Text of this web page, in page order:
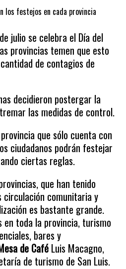
los festejos en cada provincia
julio se celebra el Día del
provincias temen que esto
de contagios de
decidieron postergar la
las medidas de control.
que sólo cuenta con
ciudadanos podrán festejar
ciertas reglas.
que han tenido
circulación comunitaria y
es bastante grande.
toda la provincia, turismo
bares y
de CaféLuis Macagno,
de turismo de San Luis.